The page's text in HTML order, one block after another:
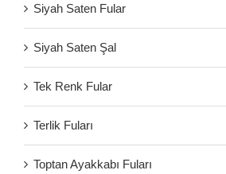
Siyah Saten Fular
Siyah Saten Şal
Tek Renk Fular
Terlik Fuları
Toptan Ayakkabı Fuları